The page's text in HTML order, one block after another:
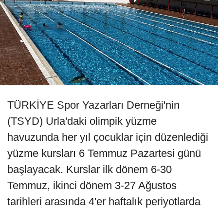
TÜRKİYE Spor Yazarları Derneği'nin
(TSYD) Urla'daki olimpik yüzme
havuzunda her yıl çocuklar için düzenlediği
yüzme kursları 6 Temmuz Pazartesi günü
başlayacak. Kurslar ilk dönem 6-30
Temmuz, ikinci dönem 3-27 Ağustos
tarihleri arasında 4'er haftalık periyotlarda